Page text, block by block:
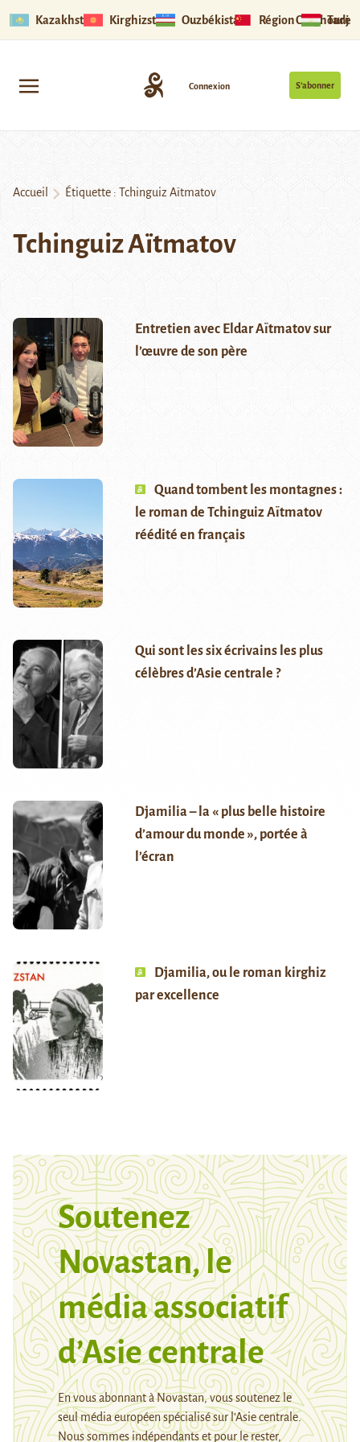
Kazakhstan Kirghizstan Ouzbékistan Région Ouïghoure
S’abonner
Connexion
Accueil Étiquette : Tchinguiz Aïtmatov
Tchinguiz Aïtmatov
Entretien avec Eldar Aïtmatov sur
l’œuvre de son père
Quand tombent les montagnes :
le roman de Tchinguiz Aïtmatov
réédité en français
Qui sont les six écrivains les plus
célèbres d’Asie centrale ?
Djamilia – la « plus belle histoire
d’amour du monde », portée à
l’écran
Djamilia, ou le roman kirghiz
par excellence
Soutenez
Novastan, le
média associatif
d’Asie centrale
En vous abonnant à Novastan, vous soutenez le
seul média européen spécialisé sur l’Asie centrale.
Nous sommes indépendants et pour le rester,